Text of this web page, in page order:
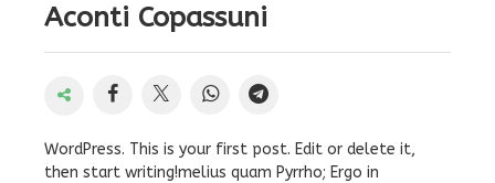
Aconti Copassuni
WordPress. This is your first post. Edit or delete it,
then start writing!melius quam Pyrrho; Ergo in